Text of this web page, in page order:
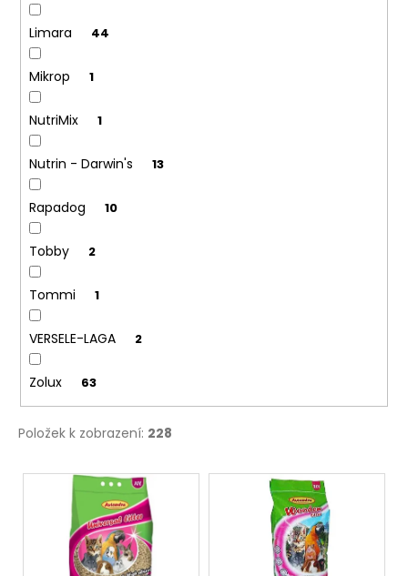
Limara 44
Mikrop 1
NutriMix 1
Nutrin - Darwin's 13
Rapadog 10
Tobby 2
Tommi 1
VERSELE-LAGA 2
Zolux 63
Položek k zobrazení: 228
V